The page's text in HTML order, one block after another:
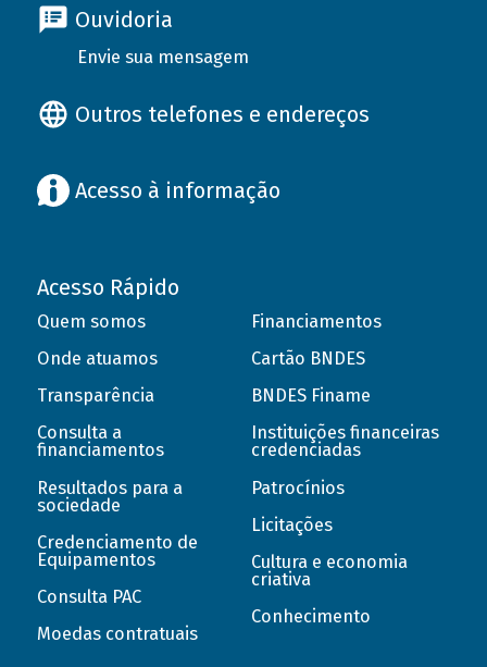
Ouvidoria
Envie sua mensagem
Outros telefones e endereços
Acesso à informação
Acesso Rápido
Quem somos
Onde atuamos
Transparência
Consulta a
financiamentos
Resultados para a
sociedade
Credenciamento de
Equipamentos
Consulta PAC
Moedas contratuais
Financiamentos
Cartão BNDES
BNDES Finame
Instituições financeiras
credenciadas
Patrocínios
Licitações
Cultura e economia
criativa
Conhecimento